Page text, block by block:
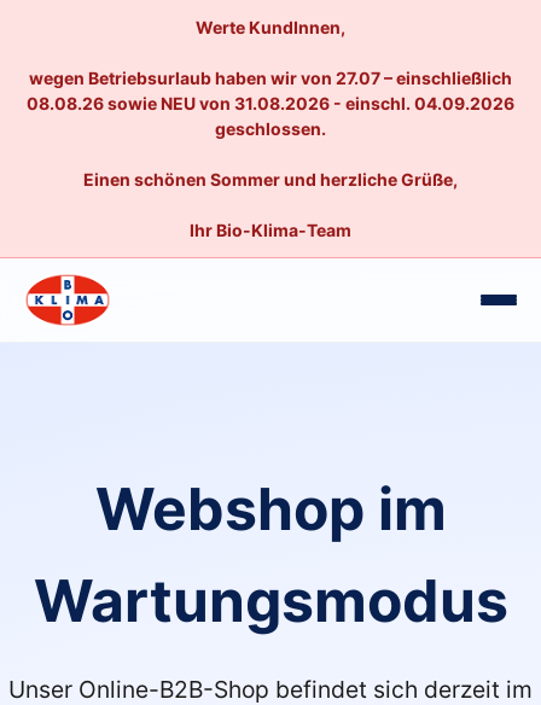
Werte KundInnen,
wegen Betriebsurlaub haben wir von 27.07 – einschließlich
08.08.26 sowie NEU von 31.08.2026 - einschl. 04.09.2026
geschlossen.
Einen schönen Sommer und herzliche Grüße,
Ihr Bio-Klima-Team
Webshop im
Wartungsmodus
Unser Online-B2B-Shop befindet sich derzeit im